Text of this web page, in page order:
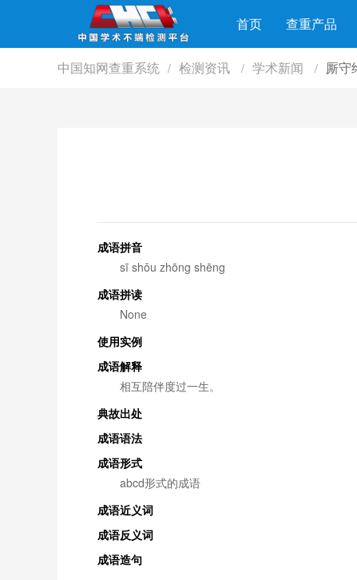
首页 查重产品
中国知网查重系统 / 检测资讯 / 学术新闻 / 厮守
成语拼音
sī shǒu zhōng shēng
成语拼读
None
使用实例
成语解释
相互陪伴度过一生。
典故出处
成语语法
成语形式
abcd形式的成语
成语近义词
成语反义词
成语造句